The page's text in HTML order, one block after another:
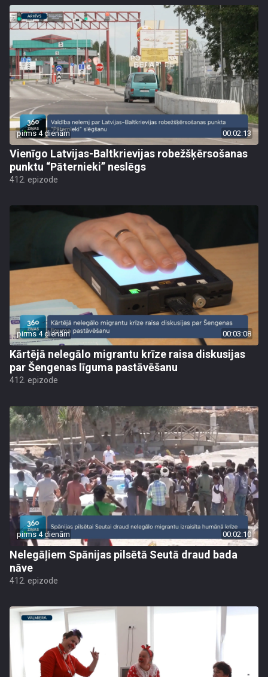
pirms 4 dienām 00:02:13
Vienīgo Latvijas-Baltkrievijas robežšķērsošanas
punktu “Pāternieki” neslēgs
412. epizode
pirms 4 dienām 00:03:08
Kārtējā nelegālo migrantu krīze raisa diskusijas
par Šengenas līguma pastāvēšanu
412. epizode
pirms 4 dienām 00:02:10
Nelegāļiem Spānijas pilsētā Seutā draud bada
nāve
412. epizode